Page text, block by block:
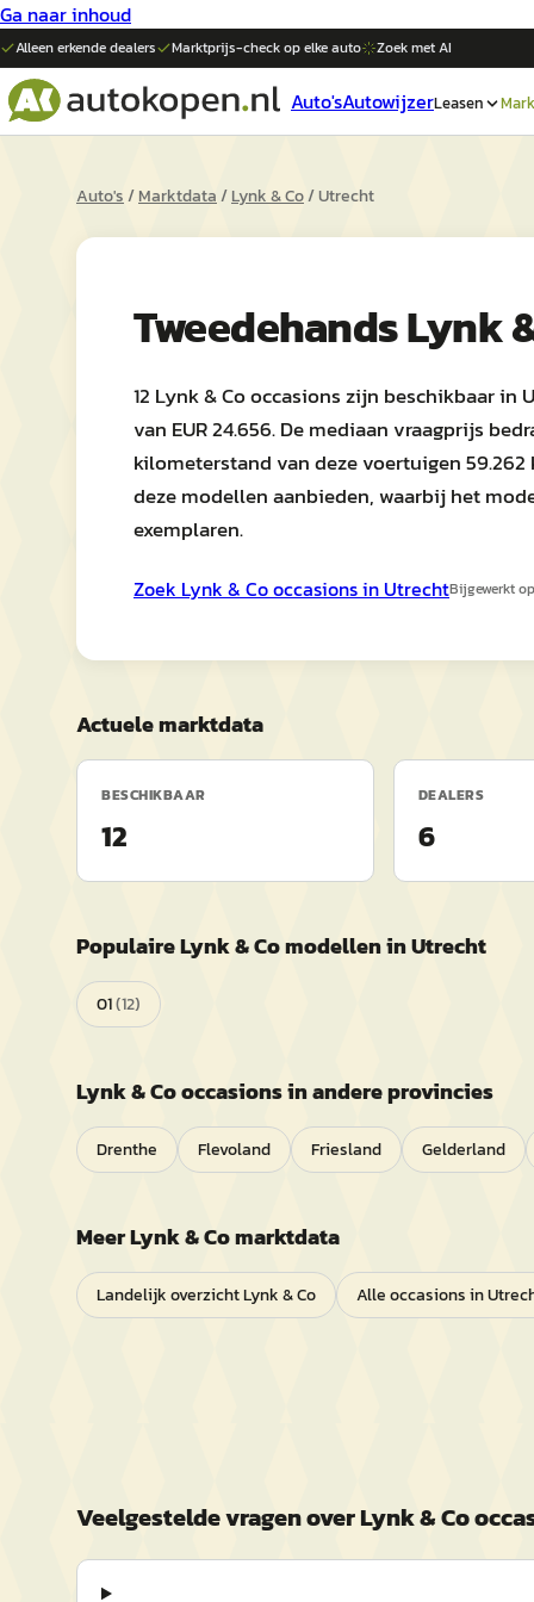
Ga naar inhoud
Alleen erkende dealers Marktprijs-check op elkeauto Zoek met AI
Auto'sAutowijzerLeasen
Auto's/Marktdata/Lynk & Co/Utrecht
TweedehandsLynk
12 Lynk & Co occasions zijn beschikbaar
van EUR 24.656. De mediaan vraagprijs
kilometerstand van deze voertuigen
deze modellen aanbieden, waarbij het
exemplaren.
Zoek Lynk & Cooccasions in UtrechtBijgewerkt
Actuele marktdata
BESCHIKBAAR
12
DEALERS
6
PopulaireLynk & Comodellen inUtrecht
01(12)
Lynk & Cooccasions in andere provincies
Drenthe Flevoland Friesland Gelderland
MeerLynk & Comarktdata
Landelijk overzichtLynk & Co Alle occasions in
Veelgestelde vragen overLynk & Co